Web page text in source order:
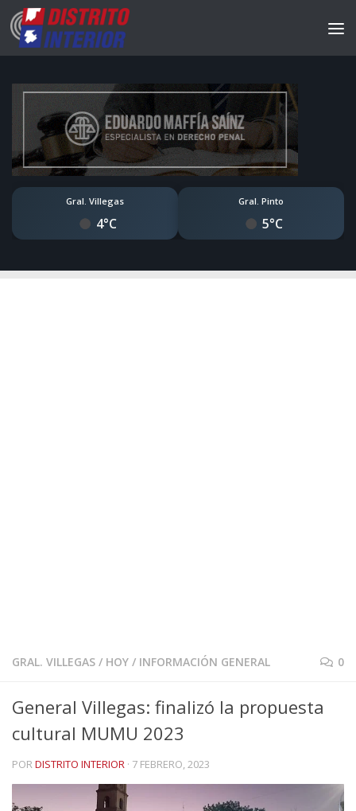
Gral. Villegas
4°C
Gral. Pinto
5°C
GRAL. VILLEGAS / HOY / INFORMACIÓN GENERAL 0
General Villegas: finalizó la propuesta
cultural MUMU 2023
PORDISTRITO INTERIOR · 7 FEBRERO, 2023